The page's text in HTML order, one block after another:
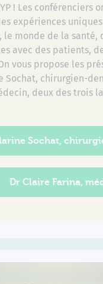
! Les conférenciers
expériences
le monde de la santé,
avec des patients,
vous propose les
Sochat, chirurgien-
deux des trois
Sochat,
Dr Claire Farina,